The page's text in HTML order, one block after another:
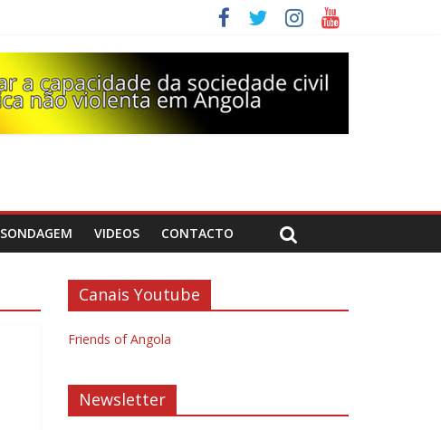
SONDAGEM VIDEOS CONTACTO
Canais Youtube
Friends of Angola
Newsletter